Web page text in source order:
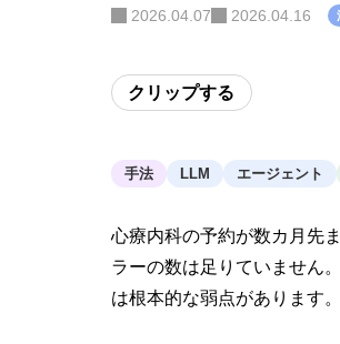
2026.04.07 2026.04.16
クリップする
手法 LLM エージェント
心療内科の予約が数カ月先
ラーの数は足りていません
は根本的な弱点があります